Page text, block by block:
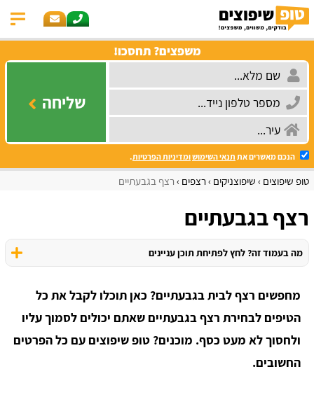
משפצים? תחסכו!
שליחה
הנכם מאשרים את תנאי השימושומדיניות הפרטיות.
טופ שיפוצים שיפוצניקים רצפים רצף בגבעתיים
רצף בגבעתיים
מה בעמוד זה? לחץ לפתיחת תוכן עניינים
מחפשים רצף לבית בגבעתיים? כאן תוכלו לקבל את כל
הטיפים לבחירת רצף בגבעתיים שאתם יכולים לסמוך עליו
ולחסוך לא מעט כסף. מוכנים? טופ שיפוצים עם כל הפרטים
החשובים.